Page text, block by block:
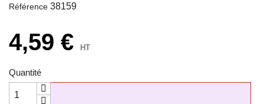
Référence 38159
4,59 € HT
Quantité